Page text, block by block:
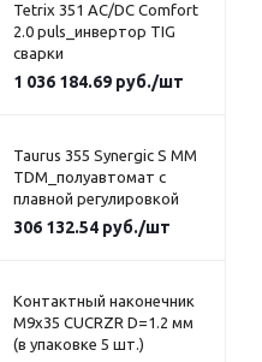
Tetrix 351 AC/DC Comfort
2.0 puls_инвертор TIG
сварки
1 036 184.69руб./шт
Taurus 355 Synergic S MM
TDM_полуавтомат с
плавной регулировкой
306 132.54руб./шт
Контактный наконечник
M9x35 CUCRZR D=1.2 мм
(в упаковке 5 шт.)